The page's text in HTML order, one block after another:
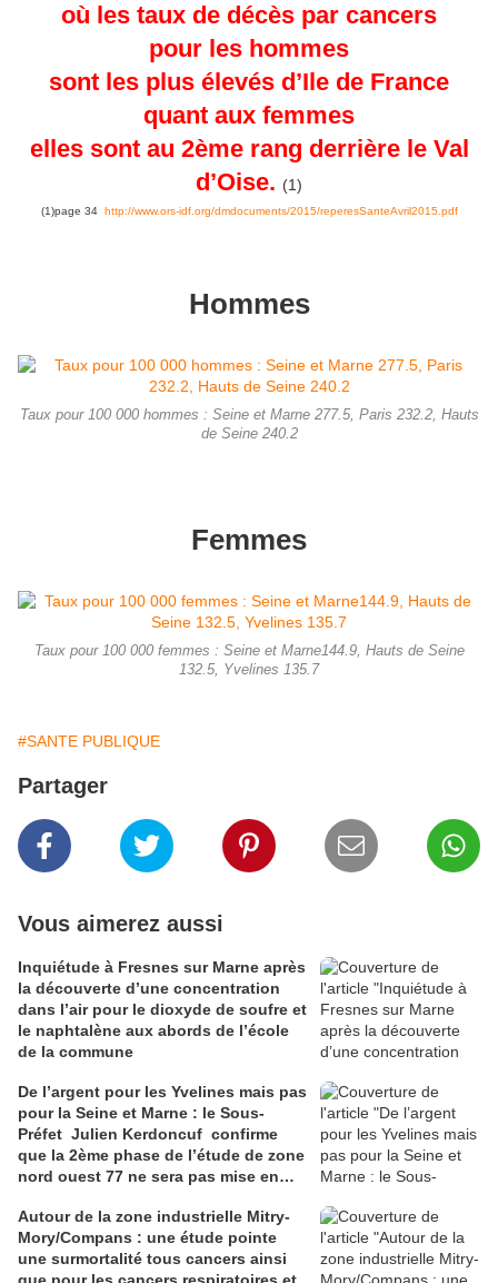
où les taux de décès par cancers
pour les hommes
sont les plus élevés d’Ile de France
quant aux femmes
elles sont au 2ème rang derrière le Val
d’Oise. (1)
(1)page 34 http://www.ors-idf.org/dmdocuments/2015/reperesSanteAvril2015.pdf
Hommes
Taux pour 100 000 hommes : Seine et Marne 277.5, Paris 232.2, Hauts
de Seine 240.2
Femmes
Taux pour 100 000 femmes : Seine et Marne144.9, Hauts de Seine
132.5, Yvelines 135.7
#SANTE PUBLIQUE
Partager
Vous aimerez aussi
Inquiétude à Fresnes sur Marne après
la découverte d’une concentration
dans l’air pour le dioxyde de soufre et
le naphtalène aux abords de l’école
de la commune
De l’argent pour les Yvelines mais pas
pour la Seine et Marne : le Sous-
Préfet Julien Kerdoncuf confirme
que la 2ème phase de l’étude de zone
nord ouest 77 ne sera pas mise en
Autour de la zone industrielle Mitry-
Mory/Compans : une étude pointe
une surmortalité tous cancers ainsi